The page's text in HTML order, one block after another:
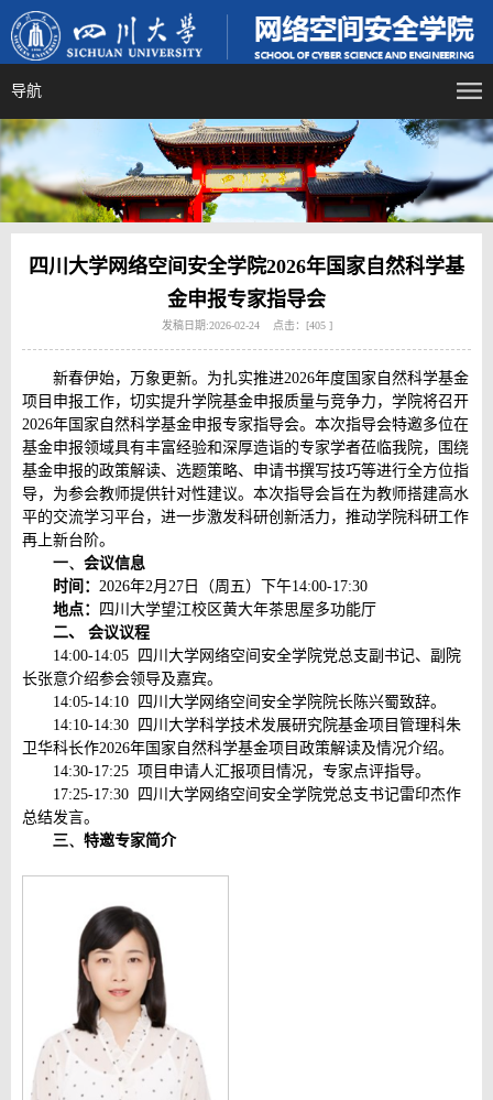
导航
四川大学网络空间安全学院2026年国家自然科学基
金申报专家指导会
发稿日期:2026-02-24 点击：[405 ]
新春伊始，万象更新。为扎实推进2026年度国家自然科学基金
项目申报工作，切实提升学院基金申报质量与竞争力，学院将召开
2026年国家自然科学基金申报专家指导会。本次指导会特邀多位在
基金申报领域具有丰富经验和深厚造诣的专家学者莅临我院，围绕
基金申报的政策解读、选题策略、申请书撰写技巧等进行全方位指
导，为参会教师提供针对性建议。本次指导会旨在为教师搭建高水
平的交流学习平台，进一步激发科研创新活力，推动学院科研工作
再上新台阶。
一、 会议信息
时间： 2026年2 月 27 日（周五）下午14:00-17:30
地点：
四川大学望江校区黄大年茶思屋多功能厅
二、 会议议程
14:00-14:05
四川大学网络空间安全学院党总支副书记、副院
长张意介绍参会领导及嘉宾。
14:05-14:10
四川大学网络空间安全学院院长陈兴蜀致辞。
14:10-14:30
四川大学科学技术发展研究院基金项目管理科朱
卫华科长作2026年国家自然科学基金项目政策解读及情况介绍。
14:30-17:25 项目申请人汇报项目情况，专家点评指导。
17:25-17:30
四川大学网络空间安全学院党总支书记雷印杰作
总结发言。
三、 特邀专家简介